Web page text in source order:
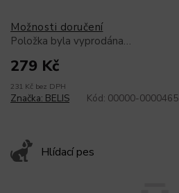
279 Kč
231 Kč bez DPH
Možnosti doručení
Položka byla vyprodána…
Hlídací pes
Značka: BELIS Kód: 00000-0000465